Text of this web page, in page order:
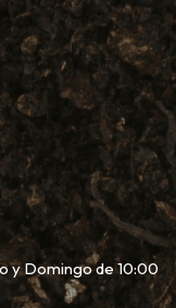
y Domingo de 10:00